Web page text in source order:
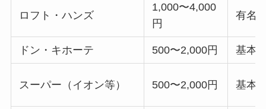
ロフト・ハンズ
1,000〜4,000
円
有名
ドン・キホーテ 500〜2,000円 基本
スーパー（イオン等） 500〜2,000円 基本